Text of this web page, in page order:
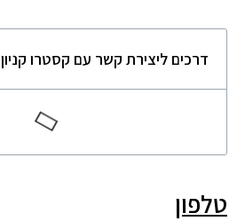
דרכים ליצירת קשר עם קסטרו קניון
טלפון